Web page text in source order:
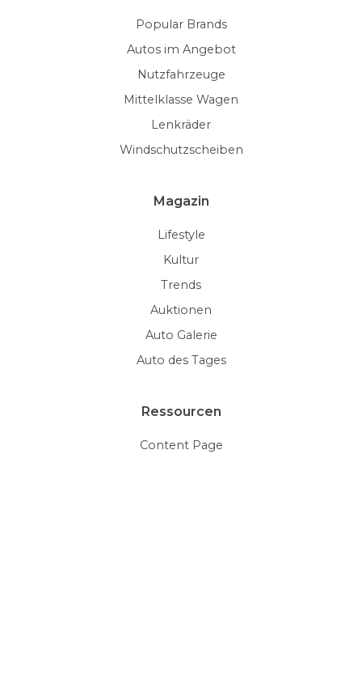
Popular Brands
Autos im Angebot
Nutzfahrzeuge
Mittelklasse Wagen
Lenkräder
Windschutzscheiben
Magazin
Lifestyle
Kultur
Trends
Auktionen
Auto Galerie
Auto des Tages
Ressourcen
Content Page